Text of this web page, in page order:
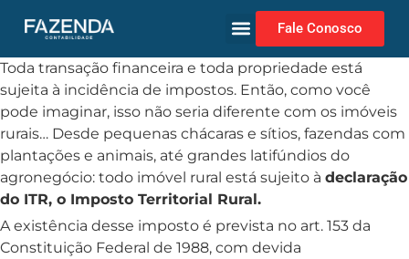
Fale Conosco
Toda transação financeira e toda propriedade está
sujeita à incidência de impostos. Então, como você
pode imaginar, isso não seria diferente com os imóveis
rurais… Desde pequenas chácaras e sítios, fazendas com
plantações e animais, até grandes latifúndios do
agronegócio: todo imóvel rural está sujeito à declaração
do ITR, o Imposto Territorial Rural.
A existência desse imposto é prevista no art. 153 da
Constituição Federal de 1988, com devida